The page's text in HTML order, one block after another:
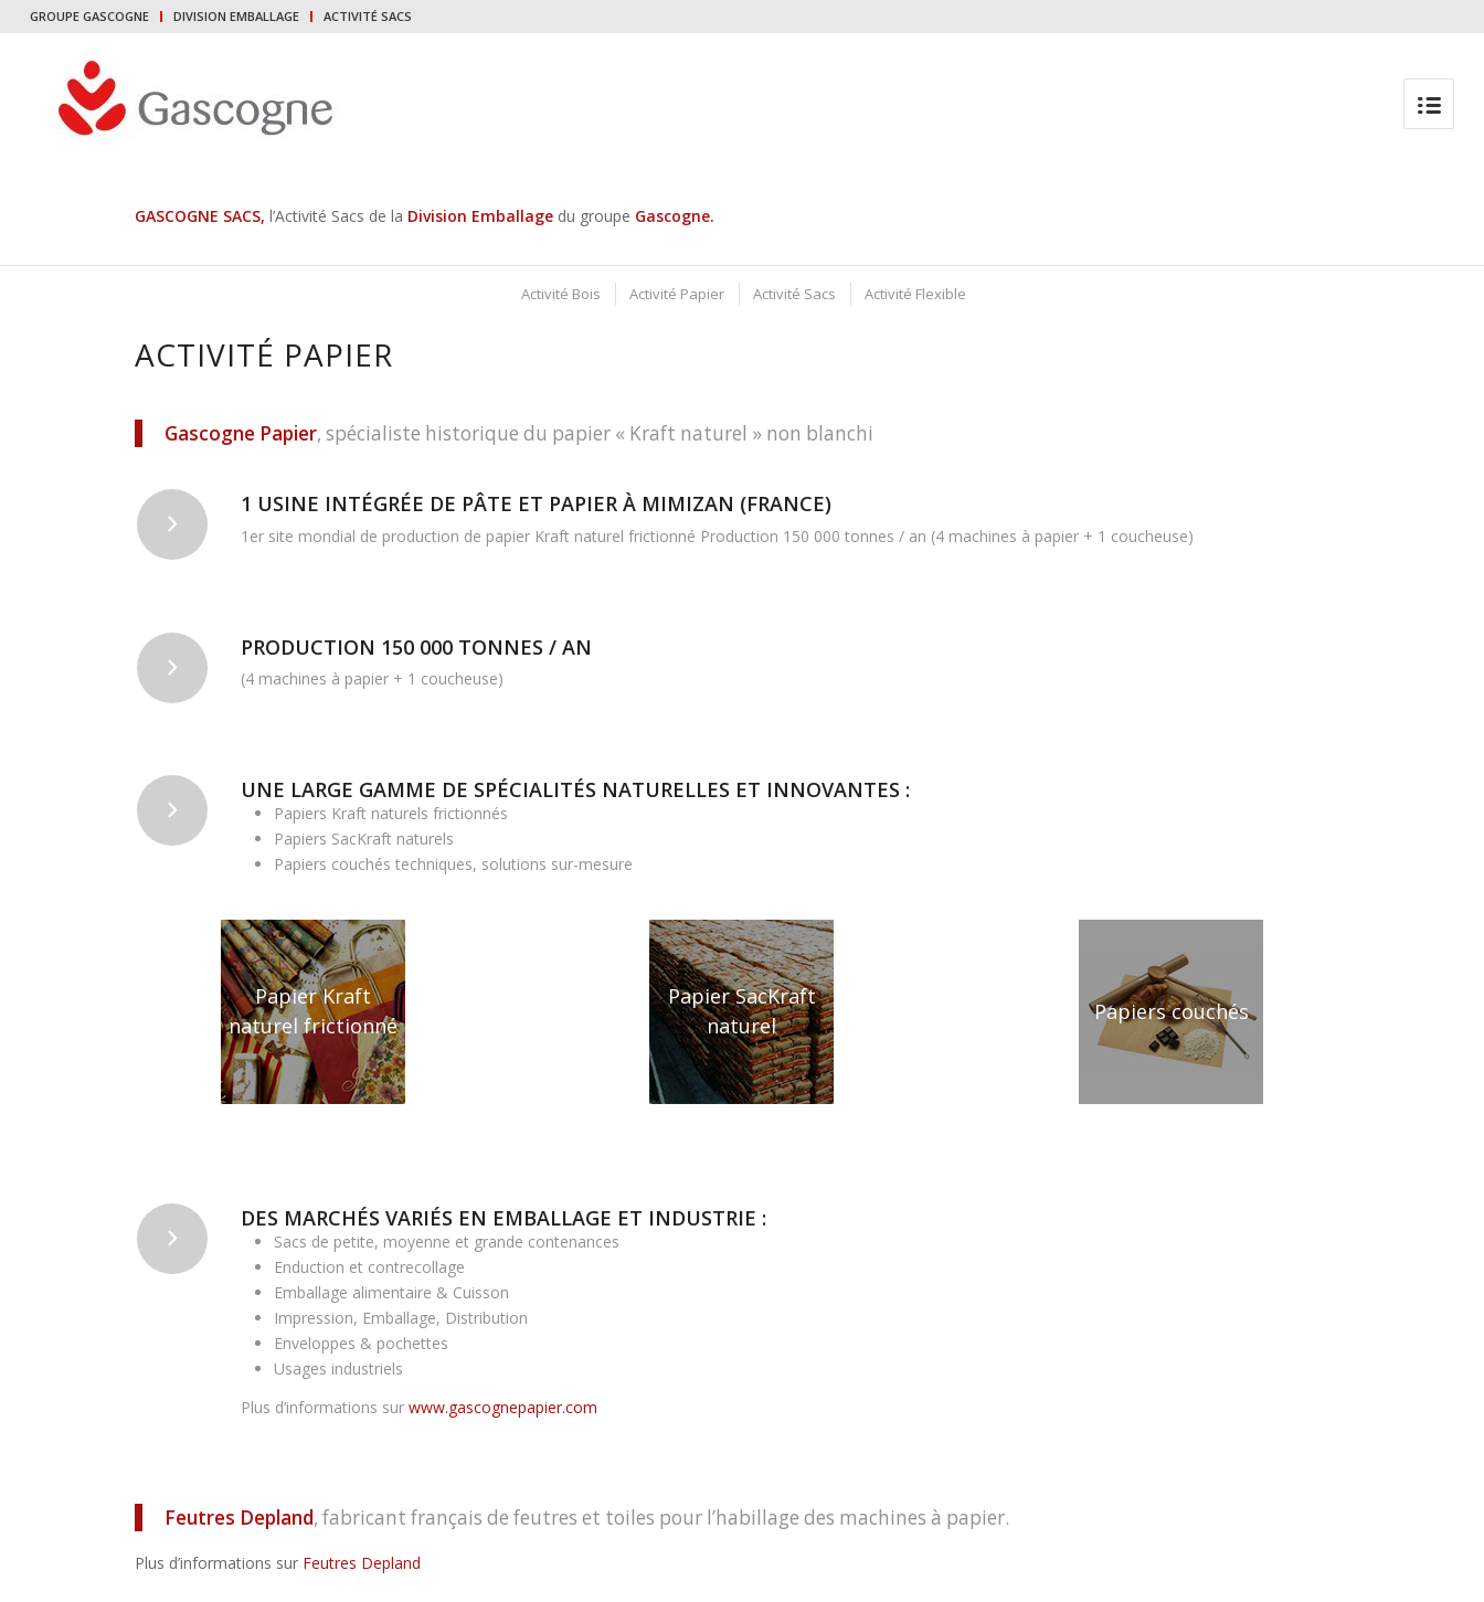
GROUPE GASCOGNE DIVISION EMBALLAGE ACTIVITÉ SACS
GASCOGNE SACS, l’Activité Sacs de la Division Emballage du groupe Gascogne.
Activité Bois Activité Papier Activité Sacs Activité Flexible
ACTIVITÉ PAPIER
Gascogne Papier, spécialiste historique du papier « Kraft naturel » non blanchi
1 USINE INTÉGRÉE DE PÂTE ET PAPIER À MIMIZAN (FRANCE)
1er site mondial de production de papier Kraft naturel frictionné Production 150 000 tonnes / an (4 machines à papier + 1 coucheuse)
PRODUCTION 150 000 TONNES / AN
(4 machines à papier + 1 coucheuse)
UNE LARGE GAMME DE SPÉCIALITÉS NATURELLES ET INNOVANTES :
Papiers Kraft naturels frictionnés
Papiers SacKraft naturels
Papiers couchés techniques, solutions sur-mesure
Papier Kraft
naturel frictionné
Papier SacKraft
naturel
Papiers couchés
DES MARCHÉS VARIÉS EN EMBALLAGE ET INDUSTRIE :
Sacs de petite, moyenne et grande contenances
Enduction et contrecollage
Emballage alimentaire & Cuisson
Impression, Emballage, Distribution
Enveloppes & pochettes
Usages industriels
Plus d’informations sur www.gascognepapier.com
Feutres Depland, fabricant français de feutres et toiles pour l’habillage des machines à papier.
Plus d’informations sur Feutres Depland